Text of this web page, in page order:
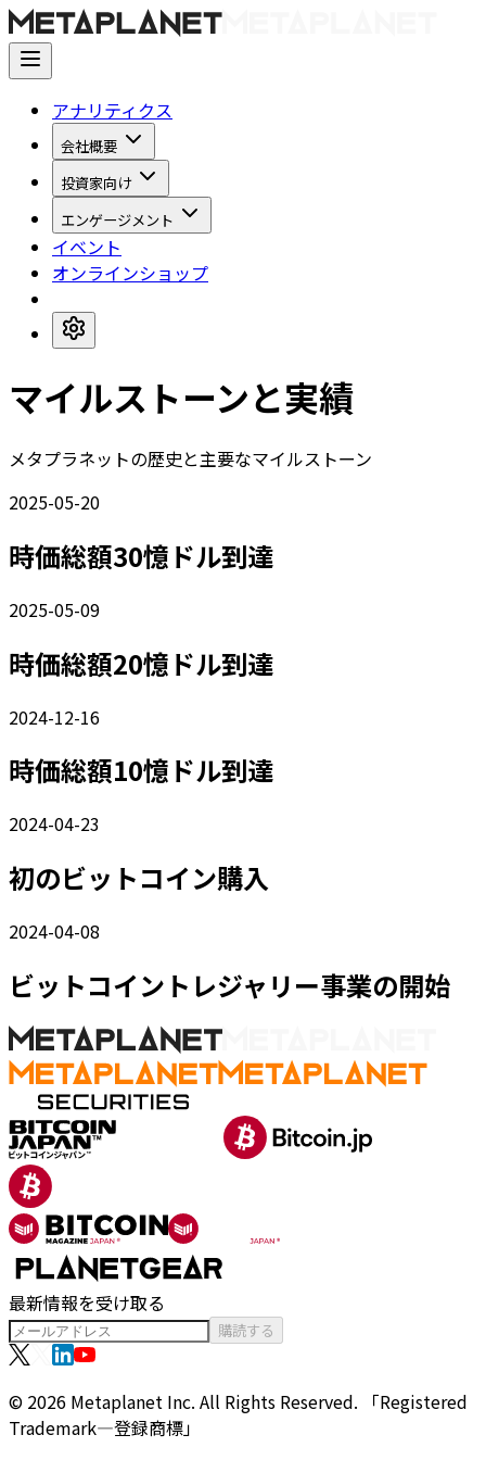
アナリティクス
会社概要
投資家向け
エンゲージメント
イベント
オンラインショップ
マイルストーンと実績
メタプラネットの歴史と主要なマイルストーン
2025-05-20
時価総額30憶ドル到達
2025-05-09
時価総額20憶ドル到達
2024-12-16
時価総額10憶ドル到達
2024-04-23
初のビットコイン購入
2024-04-08
ビットコイントレジャリー事業の開始
最新情報を受け取る
購読する
© 2026 Metaplanet Inc. All Rights Reserved.
「Registered
Trademark―登録商標」